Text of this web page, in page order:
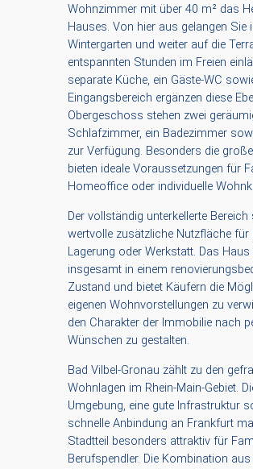
Wohnzimmer mit über 40 m² das
Hauses. Von hier aus gelangen Sie
Wintergarten und weiter auf die
entspannten Stunden im Freien
separate Küche, ein Gäste-WC
Eingangsbereich ergänzen diese
Obergeschoss stehen zwei
Schlafzimmer, ein Badezimmer
zur Verfügung. Besonders die
bieten ideale Voraussetzungen für
Homeoffice oder individuelle
Der vollständig unterkellerte
wertvolle zusätzliche Nutzfläche für
Lagerung oder Werkstatt. Das
insgesamt in einem
Zustand und bietet Käufern die
eigenen Wohnvorstellungen zu
den Charakter der Immobilie nach
Wünschen zu gestalten.
Bad Vilbel-Gronau zählt zu den
Wohnlagen im Rhein-Main-Gebiet.
Umgebung, eine gute Infrastruktur
schnelle Anbindung an Frankfurt
Stadtteil besonders attraktiv für
Berufspendler. Die Kombination